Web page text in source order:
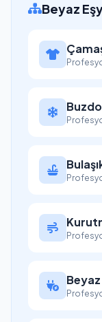
Beyaz